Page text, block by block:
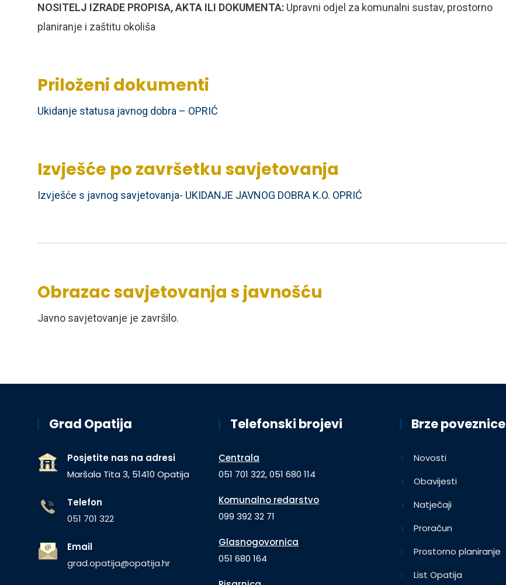
NOSITELJ IZRADE PROPISA, AKTA ILI DOKUMENTA: Upravni odjel za komunalni sustav, prostorno
planiranje i zaštitu okoliša
Priloženi dokumenti
Ukidanje statusa javnog dobra – OPRIĆ
Izvješće po završetku savjetovanja
Izvješće s javnog savjetovanja- UKIDANJE JAVNOG DOBRA K.O. OPRIĆ
Obrazac savjetovanja s javnošću
Javno savjetovanje je završilo.
Grad Opatija
Posjetite nas na adresi
Maršala Tita 3, 51410 Opatija
Telefon
051 701 322
Email
grad.opatija@opatija.hr
Telefonski brojevi
Centrala
051 701 322, 051 680 114
Komunalno redarstvo
099 392 32 71
Glasnogovornica
051 680 164
Brze poveznice
Novosti
Obavijesti
Natječaji
Proračun
Prostorno planiranje
List Opatija